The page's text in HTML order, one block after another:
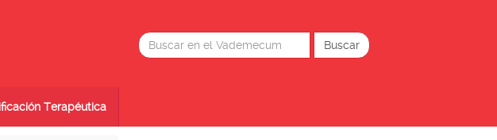
Terapéutica